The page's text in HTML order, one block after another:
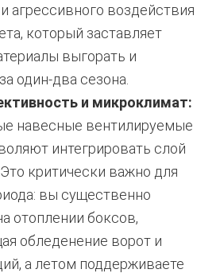
агрессивного воздействия
который заставляет
выгорать и
один-два сезона.
и микроклимат:
навесные вентилируемые
интегрировать слой
критически важно для
вы существенно
отоплении боксов,
обледенение ворот и
а летом поддерживаете